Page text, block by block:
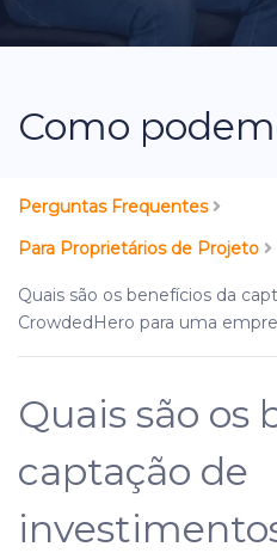
Como
Perguntas Frequentes
Para Proprietários de Projeto
Quais são os benefícios da
CrowdedHero para uma
Quais são os
captação de